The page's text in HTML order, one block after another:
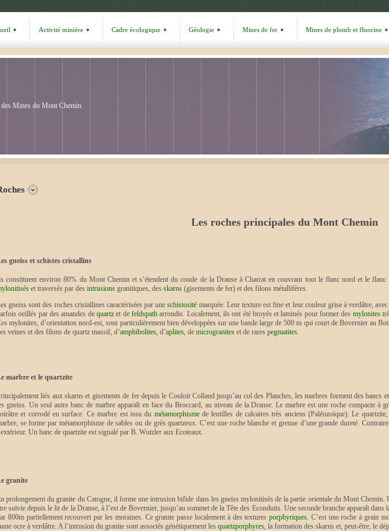
Activité minière Cadre écologique Géologie Mines de fer Mines de plomb et fluorine
des Mines du Mont Chemin
Les roches principales du Mont Chemin
gneiss et schistes cristallins
constituent environ 80% du Mont Chemin et s’étendent du coude de la Dranse à Charrat en couvrant tout le flanc nord et le
et traversés par des intrusions granitiques, des skarns (gisements de fer) et des filons métallifères.
gneiss sont des roches cristallines caractérisées par uneschistosité marquée. Leur texture est fine et leur couleur grise à verdâtre,
oeillés par des amandes de quartzet de feldspatharrondis. Localement, ils ont été broyés et laminés pour former des mylonites
mylonites, d’orientation nord-est, sont particulièrement bien développées sur une bande large de 500 m qui court de Bovernier au
veines et des filons de quartz massif, d’amphibolites, d’aplites, de microgranites et de rares pegmatites.
marbre et le quartzite
liés aux skarns et gisements de fer depuis le Couloir Collaud jusqu’au col des Planches, les marbres forment des bancs
gneiss. Un seul autre banc de marbre apparaît en face du Broccard, au niveau de la Dranse. Le marbre est une roche compacte à
et corrodé en surface. Ce marbre est issu du métamorphismede lentilles de calcaires très anciens (Paléozoïque). Le
se forme par métamorphisme de sables ou de grès quartzeux. C’est une roche blanche et grenue d’une grande dureté.
Un banc de quartzite est signalé par B. Wutzler aux Ecoteaux.
granite
prolongement du granite du Catogne, il forme une intrusion bifide dans les gneiss mylonitisés de la partie orientale du Mont Chemin.
suivie depuis le lit de la Dranse, à l’est de Bovernier, jusqu’au sommet de la Tête des Econduits. Une seconde branche apparaît
800m partiellement recouvert par les moraines. Ce granite passe localement à des texturesporphyriques . C’est une roche à grain
ocre à verdâtre. A l’intrusion du granite sont associés génétiquement les quartzporphyres , la formation des skarns et, peut-être, le